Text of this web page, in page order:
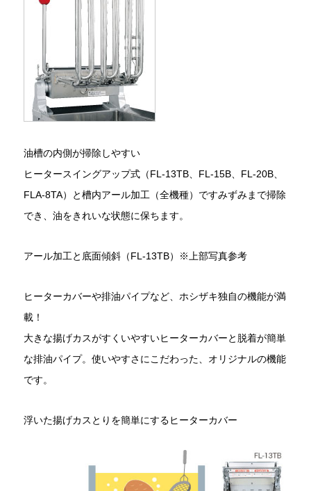
油槽の内側が掃除しやすい
ヒータースイングアップ式（FL-13TB、FL-15B、FL-20B、
FLA-8TA）と槽内アール加工（全機種）ですみずみまで掃除
でき、油をきれいな状態に保ちます。
アール加工と底面傾斜（FL-13TB）※上部写真参考
ヒーターカバーや排油パイプなど、ホシザキ独自の機能が満
載！
大きな揚げカスがすくいやすいヒーターカバーと脱着が簡単
な排油パイプ。使いやすさにこだわった、オリジナルの機能
です。
浮いた揚げカスとりを簡単にするヒーターカバー